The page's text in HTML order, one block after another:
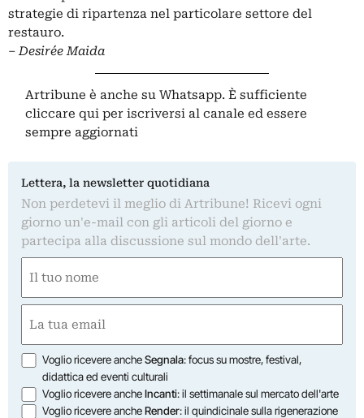
strategie di ripartenza nel particolare settore del
restauro.
– Desirée Maida
Artribune è anche su Whatsapp. È sufficiente
cliccare qui per iscriversi al canale ed essere
sempre aggiornati
Lettera, la newsletter quotidiana
Non perdetevi il meglio di Artribune! Ricevi ogni
giorno un'e-mail con gli articoli del giorno e
partecipa alla discussione sul mondo dell'arte.
(Obbligatorio)
Nome
(Obbligatorio)
Opzioni
Voglio ricevere ancheSegnala: focus su mostre, festival,
didattica ed eventi culturali
Voglio ricevere ancheIncanti: il settimanale sul mercato dell'arte
Voglio ricevere ancheRender: il quindicinale sulla rigenerazione